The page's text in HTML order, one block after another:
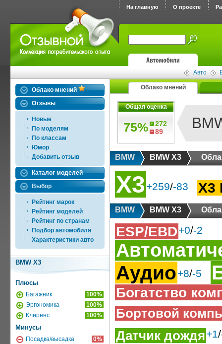
На главную О проекте
Авто
Облако мнений
Отзывы
Новые
По моделям
По классам
Юмор
Добавить отзыв
Каталог моделей
Выбор
Рейтинг марок
Рейтинг моделей
Рейтинг по странам
Подбор автомобиля
Характеристики авто
BMW X3
Плюсы
Багажник
100%
Эргономика
100%
Клиренс
100%
Минусы
Посадка/высадка
0%
Облако мнений
Общая оценка
75%
272
89
BMW BMW X3
X3 +259/-83 X3
BMW BMW X3
ESP/EBD+0/-2
Аудио+8/-5
Богатство
Бортовой
Датчик дождя+1/